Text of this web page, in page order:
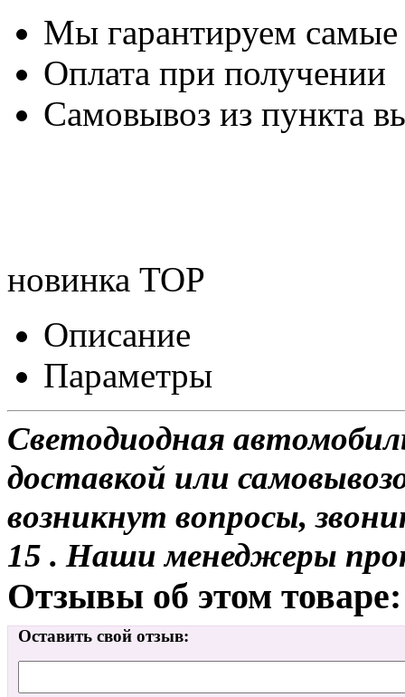
Мы гарантируем
Оплата при получении
Самовывоз из пункта
новинка TOP
Описание
Параметры
Светодиодная
доставкой или
возникнут вопросы,
15 . Наши менеджеры
Отзывы об этом товаре:
Оставить свой отзыв: